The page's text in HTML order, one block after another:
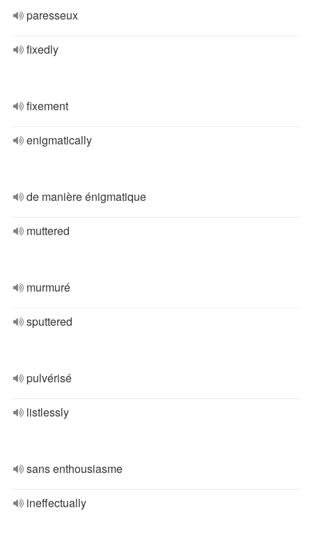
paresseux
fixedly
fixement
enigmatically
de manière énigmatique
muttered
murmuré
sputtered
pulvérisé
listlessly
sans enthousiasme
ineffectually